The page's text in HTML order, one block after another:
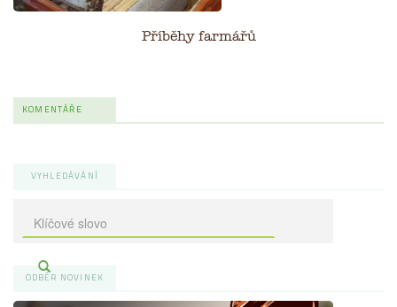
Příběhy farmářů
KOMENTÁŘE
VYHLEDÁVÁNÍ
ODBĚR NOVINEK